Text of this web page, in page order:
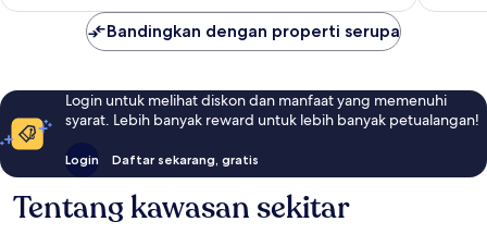
Bandingkan dengan properti serupa
Login untuk melihat diskon dan manfaat yang memenuhi
syarat. Lebih banyak reward untuk lebih banyak petualangan!
Login Daftar sekarang, gratis
Tentang kawasan sekitar